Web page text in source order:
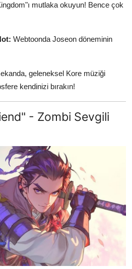
mutlaka okuyun! Bence çok
Webtoonda Joseon döneminin
geleneksel Kore müziği
kendinizi bırakın!
- Zombi Sevgili